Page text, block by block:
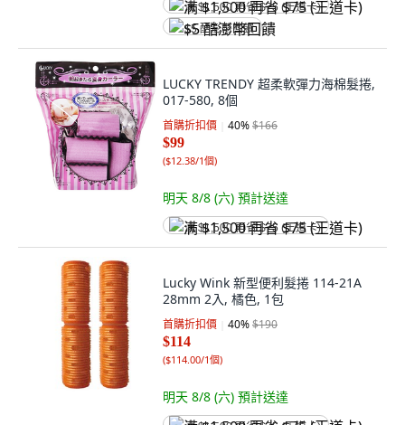
满 $1,500 再省 $75 (王道卡)
$5 酷澎幣回饋
LUCKY TRENDY 超柔軟彈力海棉髮捲,
017-580, 8個
首購折扣價 40%$166
$99
($12.38/1個)
明天 8/8 (六) 預計送達
满 $1,500 再省 $75 (王道卡)
Lucky Wink 新型便利髮捲 114-21A
28mm 2入, 橘色, 1包
首購折扣價 40%$190
$114
($114.00/1個)
明天 8/8 (六) 預計送達